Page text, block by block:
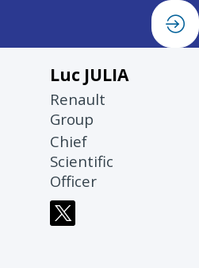
Luc JULIA
Renault
Group
Chief
Scientific
Officer